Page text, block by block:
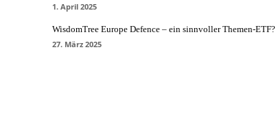
1. April 2025
WisdomTree Europe Defence – ein sinnvoller Themen-ETF?
27. März 2025